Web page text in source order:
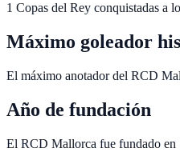
1 Copas del Rey conquistadas a
Máximo goleador
El máximo anotador del RCD
Año de fundación
El RCD Mallorca fue fundado en